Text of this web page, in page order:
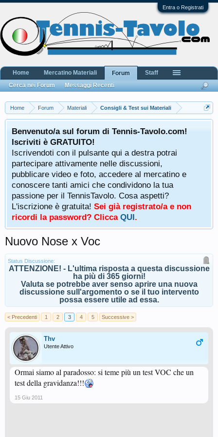
Entra o Registrati
Home Forum Materiali Consigli & Test sui Materiali
Benvenuto/a sul forum di Tennis-Tavolo.com!
Iscriviti è GRATUITO!
Iscrivendoti con il pulsante qui a destra potrai
partecipare attivamente nelle discussioni,
pubblicare video e foto, accedere al mercatino e
conoscere tanti amici che condividono la tua
passione per il TennisTavolo. Cosa aspetti?
L'iscrizione è gratuita! Sei già registrato/a e non
ricordi la password? Clicca QUI.
Nuovo Nose x Voc
Status Discussione:
ATTENZIONE! - L'ultima risposta a questa discussione
ha più di 365 giorni!
Valuta se potrebbe aver senso aprire una nuova
discussione sull'argomento o se il tuo intervento
possa essere utile ad essa.
< Precedenti 1 2 3 4 5 Successive >
Thv
Utente Attivo
Ormai siamo al paradosso: si teme più un test VOC che un
test della gravidanza!!!
15 Giu 2011
Home Mercatino Materiali
Forum
Cerca nei Forum
Messaggi Recenti
Staff